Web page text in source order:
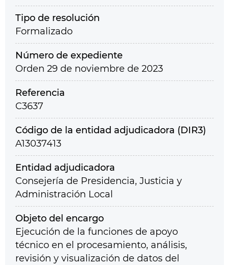
Tipo de resolución
Formalizado
Número de expediente
Orden 29 de noviembre de 2023
Referencia
C3637
Código de la entidad adjudicadora (DIR3)
A13037413
Entidad adjudicadora
Consejería de Presidencia, Justicia y
Administración Local
Objeto del encargo
Ejecución de la funciones de apoyo
técnico en el procesamiento, análisis,
revisión y visualización de datos del